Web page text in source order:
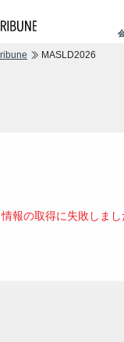
MASLD2026
情報の取得に失敗しまし